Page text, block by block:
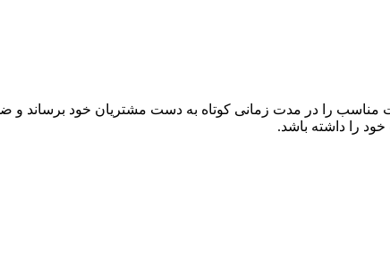
مناسب را در مدت زمانی کوتاه به دست مشتریان خود برساند و
را داشته باشد.